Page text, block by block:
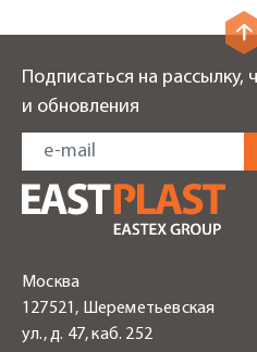
Подписаться на рассылку,
и обновления
Москва
127521, Шереметьевская
ул., д. 47, каб. 252